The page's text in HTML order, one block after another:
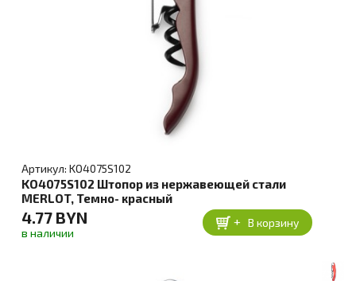
Артикул: KO4075S102
KO4075S102 Штопор из нержавеющей стали
MERLOT, Темно- красный
4.77 BYN
в наличии
+ В корзину